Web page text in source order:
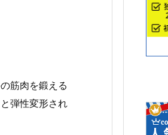
筋肉を鍛える
弾性変形され